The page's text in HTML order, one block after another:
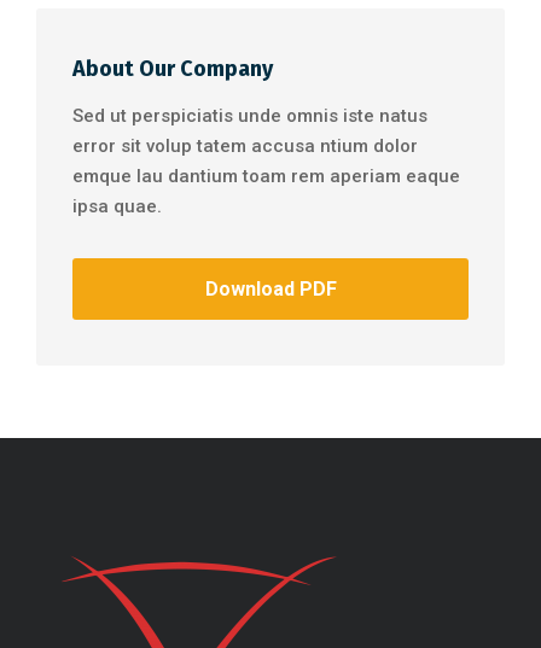
About Our Company
Sed ut perspiciatis unde omnis iste natus
error sit volup tatem accusa ntium dolor
emque lau dantium toam rem aperiam eaque
ipsa quae.
Download PDF